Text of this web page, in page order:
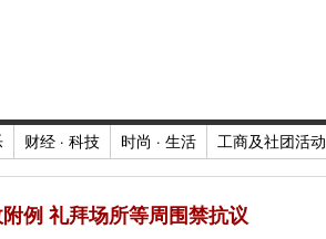
财经 · 科技 时尚 · 生活 工商及社团活动
例 礼拜场所等周围禁抗议